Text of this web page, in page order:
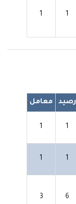
1
1
رصيد معامل
1
1
1
1
6
3